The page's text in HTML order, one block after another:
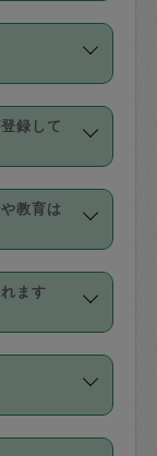
にはご利
ませ
依頼料
なりま
は有償
のキャ
の場合
1200
も１回あ
とが可
カジさ
ださ
整はで
対象外
料理、
ってで
、依頼
ールで
業、屋
録して
ちの
者で保
料理関
日本で
生とし
身の
の方が
教育は
と説明
明書の
。外国
レーニ
ングの
ます
スカジ
作業に
、洗
72時間